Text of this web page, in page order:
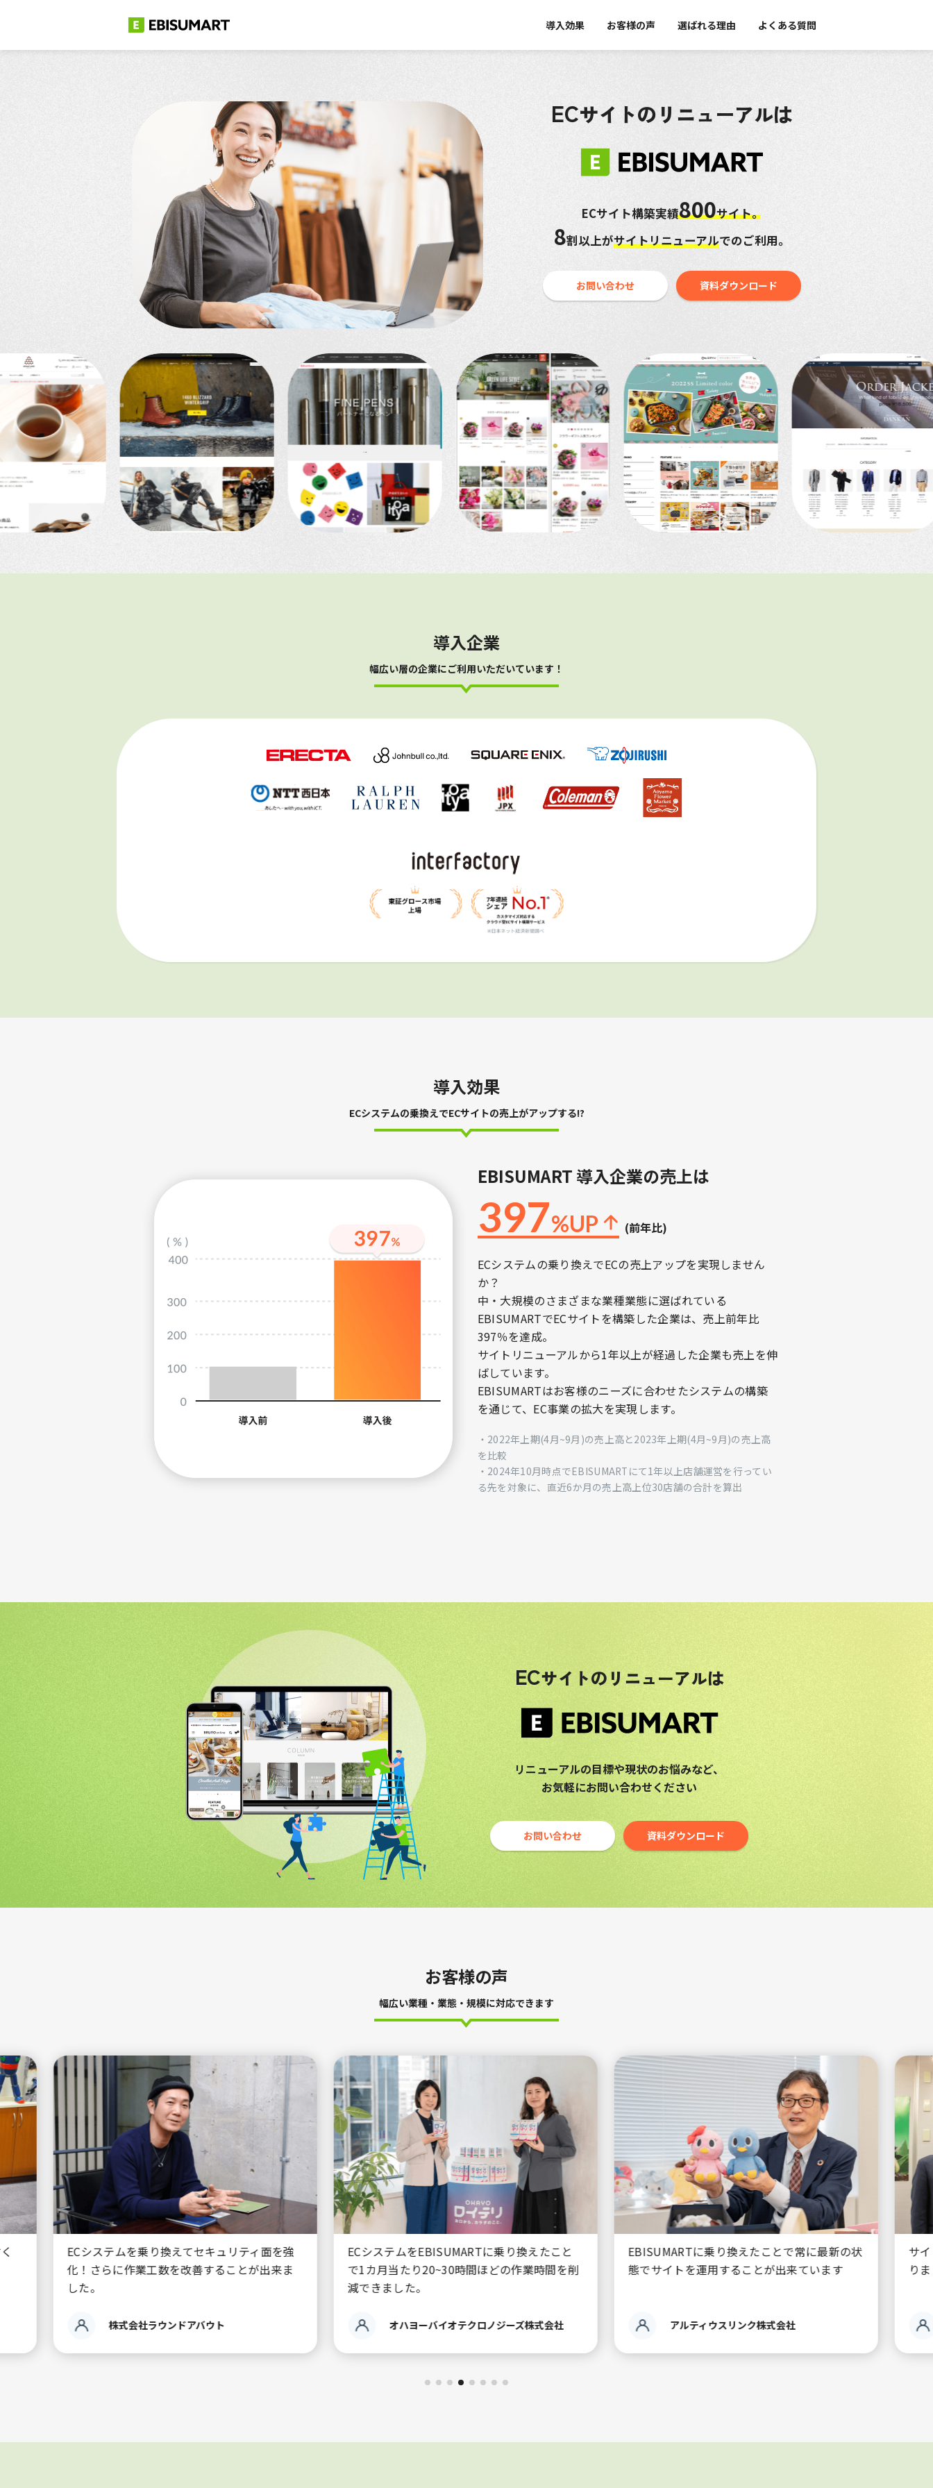
導入効果 お客様の声 選ばれる理由 よくある質問
ECサイトのリニューアルは
ECサイト構築実績800サイト。
8割以上がサイトリニューアルでのご利用。
お問い合わせ 資料ダウンロード
導入企業
幅広い層の企業にご利用いただいています！
導入効果
ECシステムの乗換えでECサイトの売上がアップする!?
EBISUMART 導入企業の売上は
397%UP (前年比)
ECシステムの乗り換えでECの売上アップを実現しません
か？
中・大規模のさまざまな業種業態に選ばれている
EBISUMARTでECサイトを構築した企業は、売上前年比
397％を達成。
サイトリニューアルから1年以上が経過した企業も売上を伸
ばしています。
EBISUMARTはお客様のニーズに合わせたシステムの構築
を通じて、EC事業の拡大を実現します。
・2022年上期(4月~9月)の売上高と2023年上期(4月~9月)の売上高
を比較
・2024年10月時点でEBISUMARTにて1年以上店舗運営を行ってい
る先を対象に、直近6か月の売上高上位30店舗の合計を算出
ECサイトのリニューアルは
リニューアルの目標や現状のお悩みなど、
お気軽にお問い合わせください
お問い合わせ 資料ダウンロード
お客様の声
幅広い業種・業態・規模に対応できます
強
ECシステムをEBISUMARTに乗り換えたこと
で1カ月当たり20~30時間ほどの作業時間を削
減できました。
オハヨーバイオテクロノジーズ株式会社
EBISUMARTに乗り換えたことで常に最新の状
態でサイトを運用することが出来ています
アルティウスリンク株式会社
サイトリニューアル後、会員数が約1.8倍にな
りました。
株式会社菊廼舎本店